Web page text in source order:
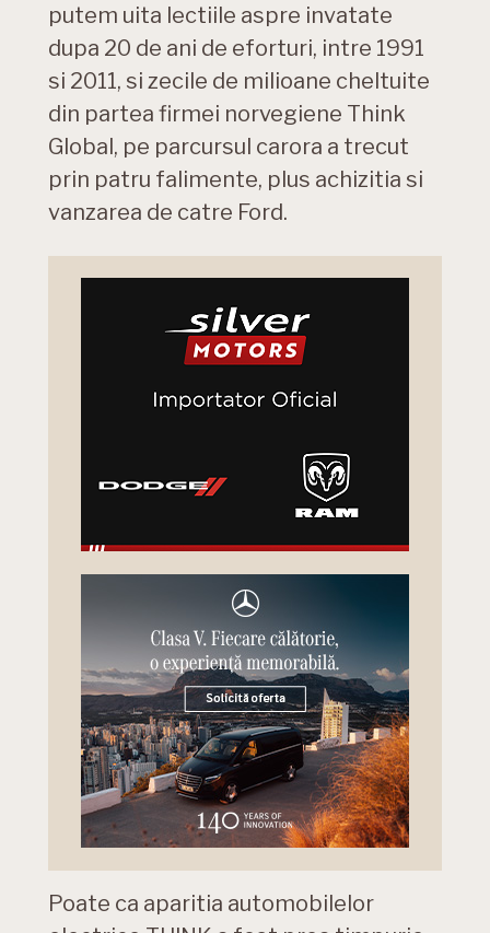
putem uita lectiile aspre invatate
dupa 20 de ani de eforturi, intre 1991
si 2011, si zecile de milioane cheltuite
din partea firmei norvegiene Think
Global, pe parcursul carora a trecut
prin patru falimente, plus achizitia si
vanzarea de catre Ford.
Poate ca aparitia automobilelor